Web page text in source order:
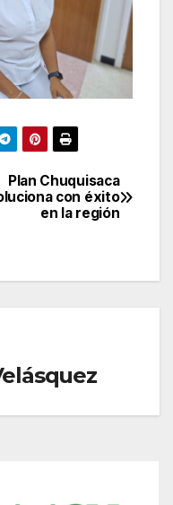
Plan Chuquisaca
con éxito
en la región